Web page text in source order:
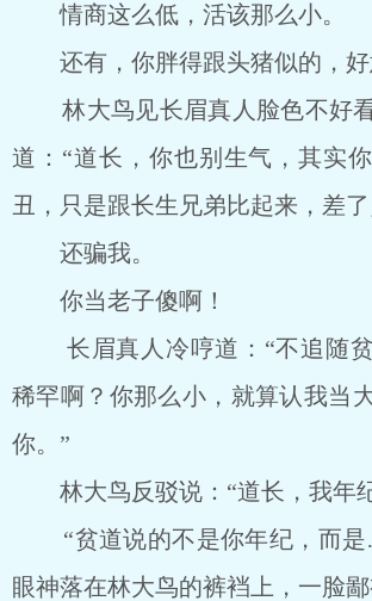
情商这么低，活该那么小。
还有，你胖得跟头猪似的，好
林大鸟见长眉真人脸色不好
道：“道长，你也别生气，其实
丑，只是跟长生兄弟比起来，差
还骗我。
你当老子傻啊！
长眉真人冷哼道：“不追随贫
稀罕啊？你那么小，就算认我当
你。”
林大鸟反驳说：“道长，我年
“贫道说的不是你年纪，而
眼神落在林大鸟的裤裆上，一脸